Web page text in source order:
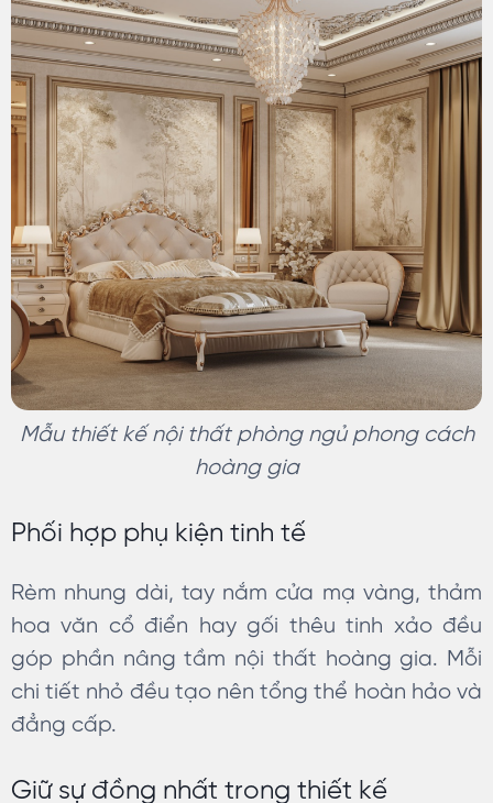
Mẫu thiết kế nội thất phòng ngủ phong cách
hoàng gia
Phối hợp phụ kiện tinh tế
Rèm nhung dài, tay nắm cửa mạ vàng, thảm
hoa văn cổ điển hay gối thêu tinh xảo đều
góp phần nâng tầm nội thất hoàng gia. Mỗi
chi tiết nhỏ đều tạo nên tổng thể hoàn hảo và
đẳng cấp.
Giữ sự đồng nhất trong thiết kế